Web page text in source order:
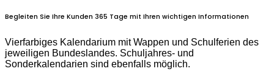
Begleiten Sie Ihre Kunden 365 Tage mit Ihren wichtigen Informationen
Vierfarbiges Kalendarium mit Wappen und Schulferien des
jeweiligen Bundeslandes. Schuljahres- und
Sonderkalendarien sind ebenfalls möglich.